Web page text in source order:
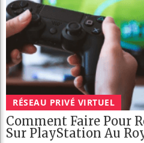
RÉSEAU PRIVÉ VIRTUEL
Comment Faire Pour
Sur PlayStation Au